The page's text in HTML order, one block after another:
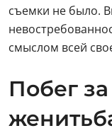
съемки не было.
смыслом всей
Побег